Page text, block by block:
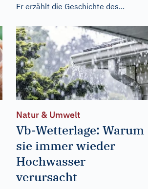
Er erzählt die Geschichte des...
Natur & Umwelt
Vb-Wetterlage: Warum
sie immer wieder
Hochwasser
verursacht